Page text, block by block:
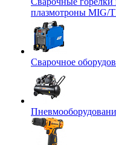
плазмотроны MIG/
Сварочное